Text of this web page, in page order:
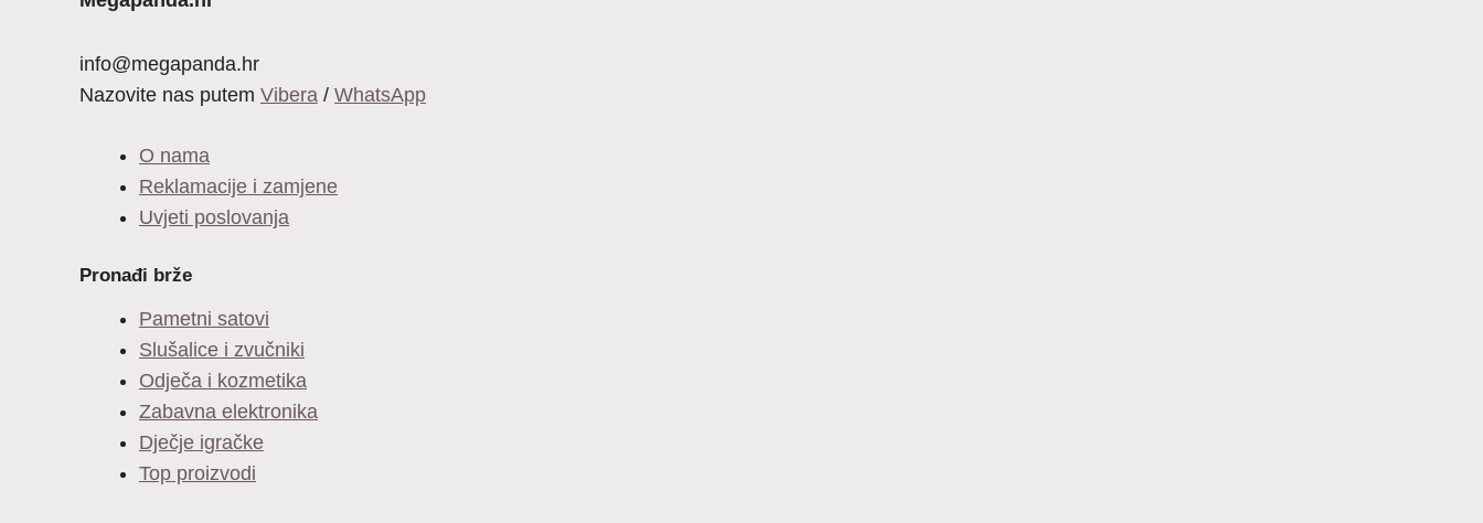
info@megapanda.hr
Nazovite nas putem Vibera / WhatsApp
O nama
Reklamacije i zamjene
Uvjeti poslovanja
Pronađi brže
Pametni satovi
Slušalice i zvučniki
Odječa i kozmetika
Zabavna elektronika
Dječje igračke
Top proizvodi